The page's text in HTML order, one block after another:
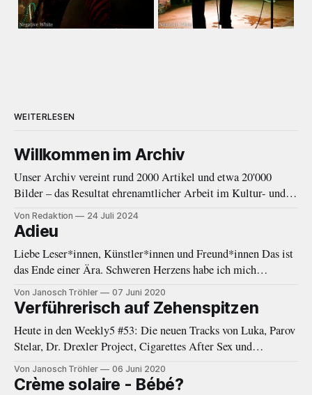
WEITERLESEN
Willkommen im Archiv
Unser Archiv vereint rund 2000 Artikel und etwa 20'000
Bilder – das Resultat ehrenamtlicher Arbeit im Kultur- und
Musikjournalismus von 2010 bis 2020. Eine Einleitung.
Von Redaktion 24 Juli 2024
Adieu
Liebe Leser*innen, Künstler*innen und Freund*innen Das ist
das Ende einer Ära. Schweren Herzens habe ich mich
entschieden, eine Auszeit von Negative White zu nehmen. In
den letzten Monaten fehlte mir immer öfter die Zeit und
Energie, welche diese Plattform gebraucht und verdient hätte.
Als das Online-Magazin
Von Janosch Tröhler 07 Juni 2020
Verführerisch auf Zehenspitzen
Heute in den Weekly5 #53: Die neuen Tracks von Luka, Parov
Stelar, Dr. Drexler Project, Cigarettes After Sex und
Woodkid.
Von Janosch Tröhler 06 Juni 2020
Crème solaire - Bébé?